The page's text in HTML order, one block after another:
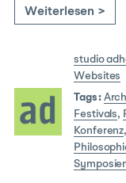
Weiterlesen >
studio
Websites
Tags:
Festivals,
Konferenz,